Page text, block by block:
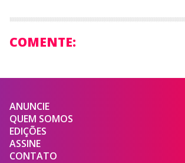
COMENTE:
ANUNCIE
QUEM SOMOS
EDIÇÕES
ASSINE
CONTATO